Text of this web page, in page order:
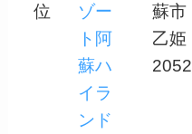
位
ゾー
ト阿
蘇ハ
イラ
ンド
蘇市
乙姫
2052